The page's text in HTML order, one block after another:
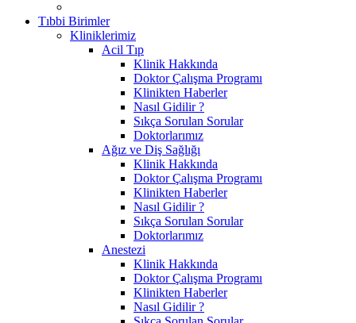
Tıbbi Birimler
Kliniklerimiz
Acil Tıp
Klinik Hakkında
Doktor Çalışma Programı
Klinikten Haberler
Nasıl Gidilir ?
Sıkça Sorulan Sorular
Doktorlarımız
Ağız ve Diş Sağlığı
Klinik Hakkında
Doktor Çalışma Programı
Klinikten Haberler
Nasıl Gidilir ?
Sıkça Sorulan Sorular
Doktorlarımız
Anestezi
Klinik Hakkında
Doktor Çalışma Programı
Klinikten Haberler
Nasıl Gidilir ?